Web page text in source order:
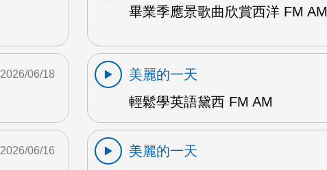
畢業季應景歌曲欣賞西洋 FM AM
2026/06/18
美麗的一天
輕鬆學英語黛西 FM AM
2026/06/16
美麗的一天